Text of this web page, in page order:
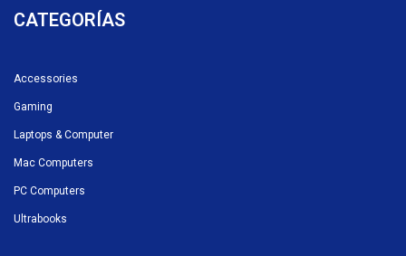
CATEGORÍAS
Accessories
Gaming
Laptops & Computer
Mac Computers
PC Computers
Ultrabooks